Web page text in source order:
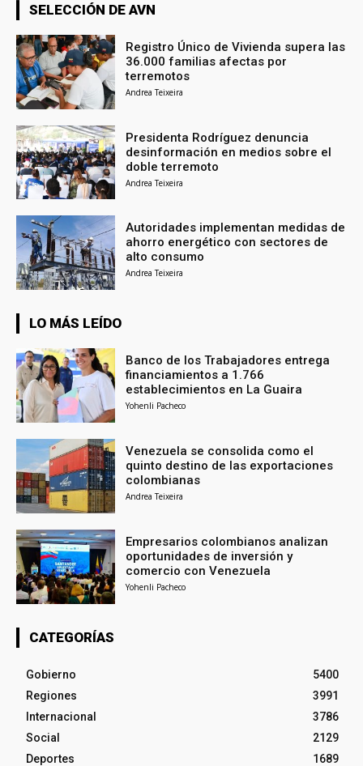
SELECCIÓN DE AVN
Registro Único de Vivienda supera las
36.000 familias afectas por
terremotos
Andrea Teixeira
Presidenta Rodríguez denuncia
desinformación en medios sobre el
doble terremoto
Andrea Teixeira
Autoridades implementan medidas de
ahorro energético con sectores de
alto consumo
Andrea Teixeira
LO MÁS LEÍDO
Banco de los Trabajadores entrega
financiamientos a 1.766
establecimientos en La Guaira
Yohenli Pacheco
Venezuela se consolida como el
quinto destino de las exportaciones
colombianas
Andrea Teixeira
Empresarios colombianos analizan
oportunidades de inversión y
comercio con Venezuela
Yohenli Pacheco
CATEGORÍAS
Gobierno
5400
Regiones
3991
Internacional
3786
Social
2129
Deportes
1689